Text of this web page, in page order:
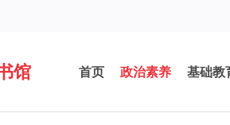
馆 首页 政治素养 基础教